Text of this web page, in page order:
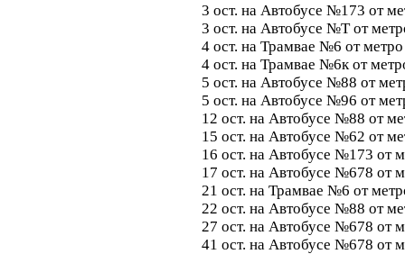
3 ост. на Автобусе №173 от
3 ост. на Автобусе №Т от
4 ост. на Трамвае №6 от
4 ост. на Трамвае №6к от
5 ост. на Автобусе №88 от
5 ост. на Автобусе №96 от
12 ост. на Автобусе №88 от
15 ост. на Автобусе №62 от
16 ост. на Автобусе №173 от
17 ост. на Автобусе №678 от
21 ост. на Трамвае №6 от
22 ост. на Автобусе №88 от
27 ост. на Автобусе №678 от
41 ост. на Автобусе №678 от